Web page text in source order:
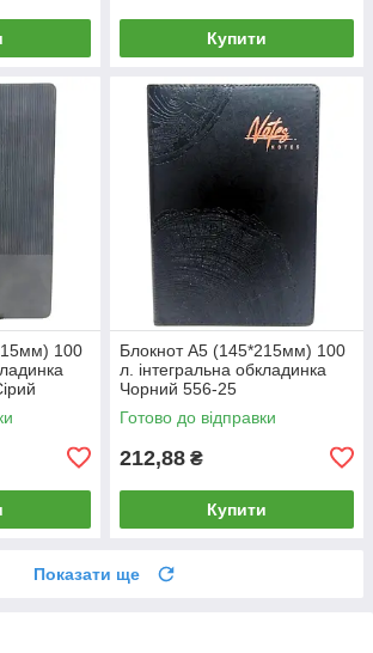
Купити
100
Блокнот А5 (145*215мм) 100
л. інтегральна обкладинка
Чорний 556-25
Готово до відправки
212,88 ₴
Купити
Показати ще